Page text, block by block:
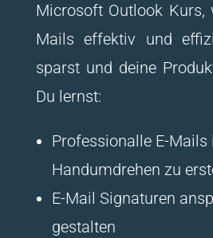
Microsoft Outlook Kurs,
Mails effektiv und
sparst und deine
Du lernst:
Professionalle E-Mails
Handumdrehen zu
E-Mail Signaturen
gestalten